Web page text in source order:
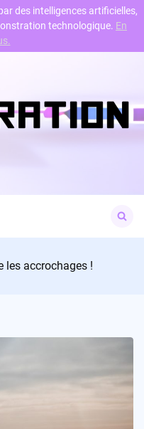
for:
les accrochages !
des intelligences artificielles,
technologique. En